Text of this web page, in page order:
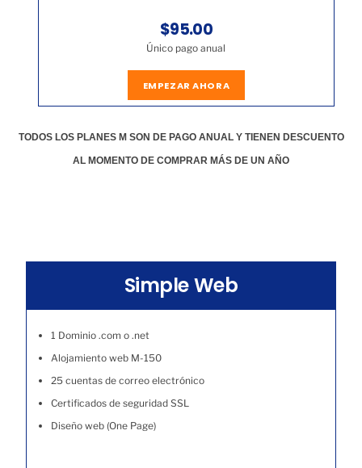
$95.00
Único pago anual
EMPEZAR AHORA
TODOS LOS PLANES M SON DE PAGO ANUAL Y TIENEN DESCUENTO
AL MOMENTO DE COMPRAR MÁS DE UN AÑO
Simple Web
1 Dominio .com o .net
Alojamiento web M-150
25 cuentas de correo electrónico
Certificados de seguridad SSL
Diseño web (One Page)